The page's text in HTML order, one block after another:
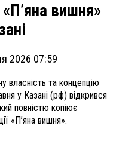
вишня»
2026 07:59
власність та концепцію
у Казані (рф) відкрився
повністю копіює
«П’яна вишня».